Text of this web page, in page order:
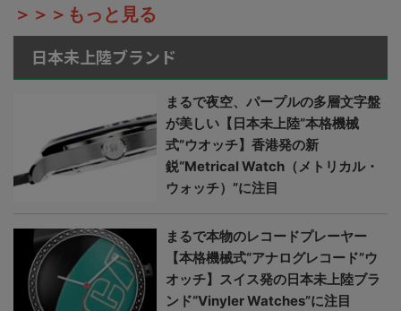
＞＞＞もっと見る
日本未上陸ブランド
まるで夜空、パープルの多層文字盤
が美しい【日本未上陸“本格機械
式”ウオッチ】香港発の新
鋭“Metrical Watch（メトリカル・
ウォッチ）”に注目
まるで本物のレコードプレーヤー
【本格機械式“アナログレコード”ウ
オッチ】スイス発の日本未上陸ブラ
ンド“Vinyler Watches”に注目